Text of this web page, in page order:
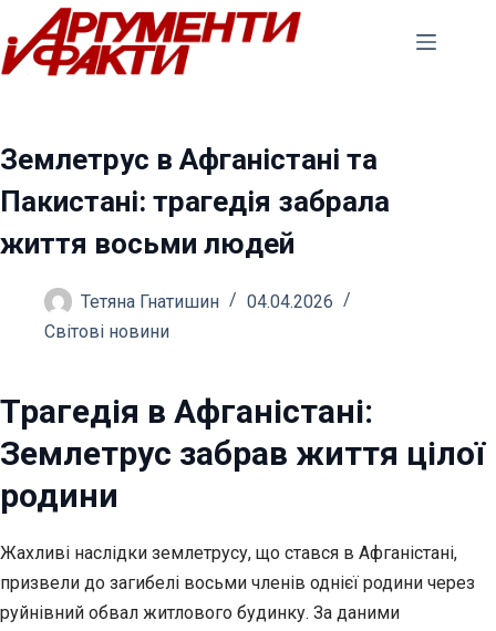
Перейти
до
вмісту
Землетрус в Афганістані та
Пакистані: трагедія забрала
життя восьми людей
Тетяна Гнатишин
04.04.2026
Світові новини
Трагедія в Афганістані:
Землетрус забрав життя цілої
родини
Жахливі наслідки землетрусу, що стався в Афганістані,
призвели до загибелі восьми членів однієї родини через
руйнівний обвал житлового будинку. За даними